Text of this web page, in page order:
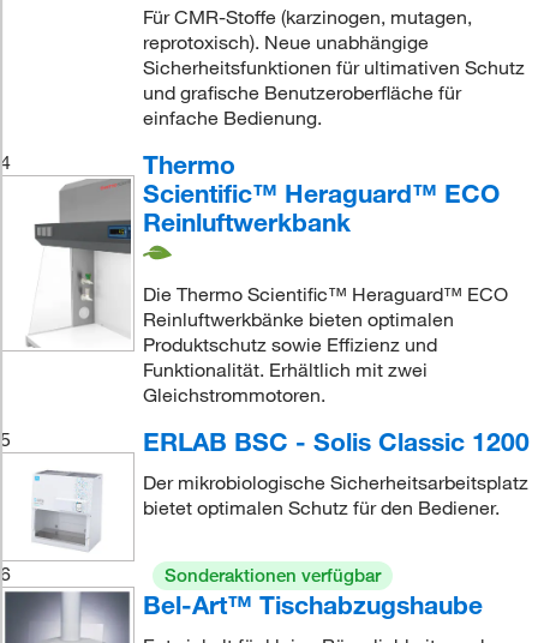
Für CMR-Stoffe (karzinogen, mutagen,
reprotoxisch). Neue unabhängige
Sicherheitsfunktionen für ultimativen Schutz
und grafische Benutzeroberfläche für
einfache Bedienung.
4
Thermo
Scientific™ Heraguard™ ECO
Reinluftwerkbank
Die Thermo Scientific™ Heraguard™ ECO
Reinluftwerkbänke bieten optimalen
Produktschutz sowie Effizienz und
Funktionalität. Erhältlich mit zwei
Gleichstrommotoren.
5
ERLAB BSC - Solis Classic 1200
Der mikrobiologische Sicherheitsarbeitsplatz
bietet optimalen Schutz für den Bediener.
6 Sonderaktionen verfügbar
Bel-Art™ Tischabzugshaube